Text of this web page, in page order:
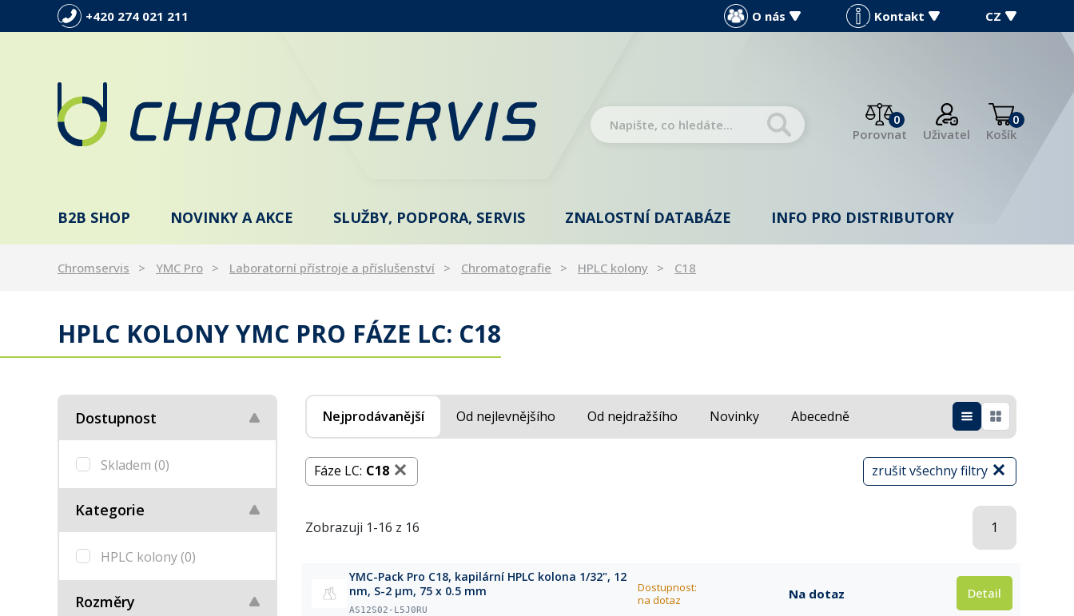
+420 274 021 211 O nás Kontakt CZ
0
Porovnat
Uživatel
0
Košík
B2B SHOP NOVINKY A AKCE SLUŽBY, PODPORA, SERVIS ZNALOSTNÍ DATABÁZE INFO PRO DISTRIBUTORY
Chromservis YMC Pro Laboratorní přístroje a příslušenství Chromatografie HPLC kolony C18
HPLC KOLONY YMC PRO FÁZE LC: C18
Dostupnost
Skladem (0)
Kategorie
HPLC kolony(0)
Rozměry
Nejprodávanější Od nejlevnějšího Od nejdražšího Novinky Abecedně
zrušit všechny filtry
Fáze LC: C18
Zobrazuji 1-16 z 16 1
YMC-Pack Pro C18, kapilární HPLC kolona 1/32", 12
nm, S-2 µm, 75 x 0.5 mm
AS12S02-L5J0RU
Dostupnost:
na dotaz
Na dotaz Detail